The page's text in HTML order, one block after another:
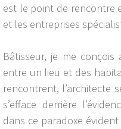
est le point de rencontre
et les entreprises
Bâtisseur, je me
entre un lieu et des
rencontrent, l’architecte
s’efface derrière
dans ce paradoxe